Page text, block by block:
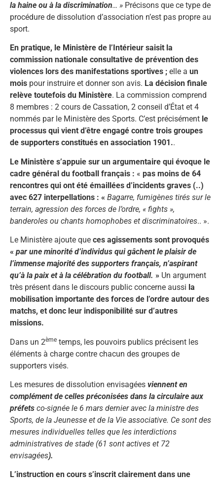
la haine ou à la discrimination… » Précisons que ce type de
procédure de dissolution d’association n’est pas propre au
sport.
En pratique, le Ministère de l’Intérieur saisit la
commission nationale consultative de prévention des
violences lors des manifestations sportives ; elle a un
mois pour instruire et donner son avis. La décision finale
relève toutefois du Ministère. La commission comprend
8 membres : 2 cours de Cassation, 2 conseil d’État et 4
nommés par le Ministère des Sports. C’est précisément le
processus qui vient d’être engagé contre trois groupes
de supporters constitués en association 1901..
Le Ministère s’appuie sur un argumentaire qui évoque le
cadre général du football français : « pas moins de 64
rencontres qui ont été émaillées d’incidents graves (..)
avec 627 interpellations : « Bagarre, fumigènes tirés sur le
terrain, agression des forces de l’ordre, « fights »,
banderoles ou chants homophobes et discriminatoires.. ».
Le Ministère ajoute que ces agissements sont provoqués
« par une minorité d’individus qui gâchent le plaisir de
l’immense majorité des supporters français, n’aspirant
qu’à la paix et à la célébration du football. » Un argument
très présent dans le discours public concerne aussi la
mobilisation importante des forces de l’ordre autour des
matchs, et donc leur indisponibilité sur d’autres
missions.
Dans un 2ème temps, les pouvoirs publics précisent les
éléments à charge contre chacun des groupes de
supporters visés.
Les mesures de dissolution envisagées viennent en
complément de celles préconisées dans la circulaire aux
préfets co-signée le 6 mars dernier avec la ministre des
Sports, de la Jeunesse et de la Vie associative. Ce sont des
mesures individuelles telles que les interdictions
administratives de stade (61 sont actives et 72
envisagées).
L’instruction en cours s’inscrit clairement dans une